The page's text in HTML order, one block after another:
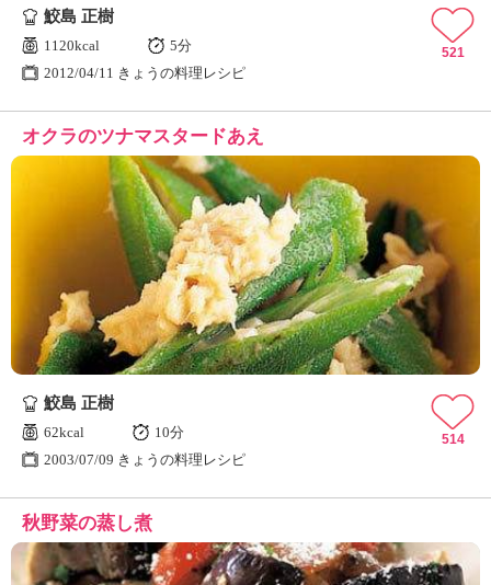
鮫島 正樹
1120kcal
5分
2012/04/11 きょうの料理レシピ
521
オクラのツナマスタードあえ
鮫島 正樹
62kcal
10分
2003/07/09 きょうの料理レシピ
514
秋野菜の蒸し煮